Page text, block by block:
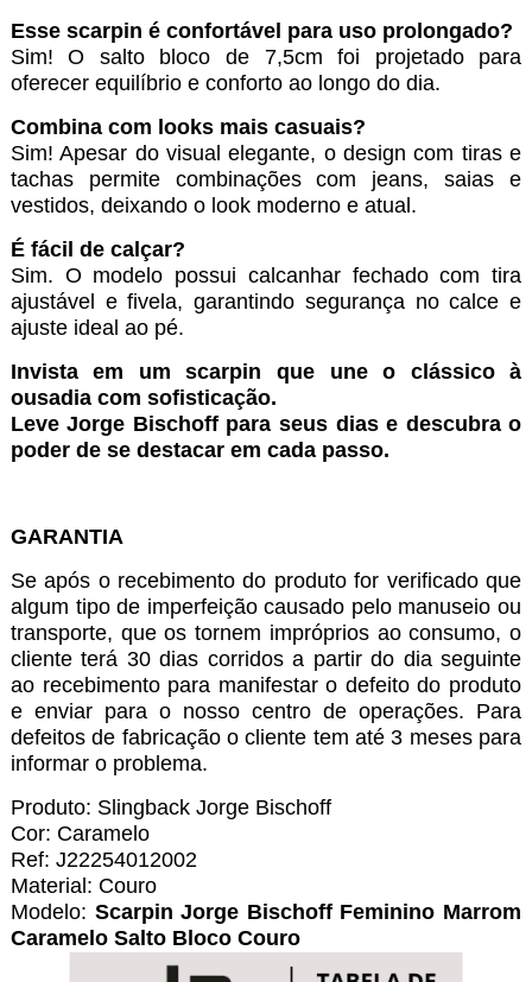
Esse scarpin é confortável para uso prolongado?
Sim! O salto bloco de 7,5cm foi projetado para
oferecer equilíbrio e conforto ao longo do dia.
Combina com looks mais casuais?
Sim! Apesar do visual elegante, o design com tiras e
tachas permite combinações com jeans, saias e
vestidos, deixando o look moderno e atual.
É fácil de calçar?
Sim. O modelo possui calcanhar fechado com tira
ajustável e fivela, garantindo segurança no calce e
ajuste ideal ao pé.
Invista em um scarpin que une o clássico à
ousadia com sofisticação.
Leve Jorge Bischoff para seus dias e descubra o
poder de se destacar em cada passo.
GARANTIA
Se após o recebimento do produto for verificado que
algum tipo de imperfeição causado pelo manuseio ou
transporte, que os tornem impróprios ao consumo, o
cliente terá 30 dias corridos a partir do dia seguinte
ao recebimento para manifestar o defeito do produto
e enviar para o nosso centro de operações. Para
defeitos de fabricação o cliente tem até 3 meses para
informar o problema.
Produto: Slingback Jorge Bischoff
Cor: Caramelo
Ref: J22254012002
Material: Couro
Modelo: Scarpin Jorge Bischoff Feminino Marrom
Caramelo Salto Bloco Couro